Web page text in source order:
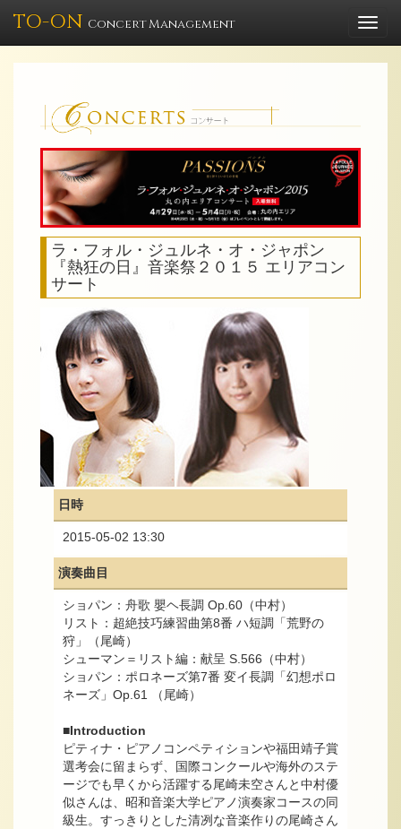
TO-ON Concert Management
ラ・フォル・ジュルネ・オ・ジャポン
『熱狂の日』音楽祭２０１５ エリアコン
サート
日時
2015-05-02 13:30
演奏曲目
ショパン：舟歌 嬰ヘ長調 Op.60（中村）
リスト：超絶技巧練習曲第8番 ハ短調「荒野の
狩」（尾崎）
シューマン＝リスト編：献呈 S.566（中村）
ショパン：ポロネーズ第7番 変イ長調「幻想ポロ
ネーズ」Op.61 （尾崎）
■Introduction
ピティナ・ピアノコンペティションや福田靖子賞
選考会に留まらず、国際コンクールや海外のステ
ージでも早くから活躍する尾崎未空さんと中村優
似さんは、昭和音楽大学ピアノ演奏家コースの同
級生。すっきりとした清冽な音楽作りの尾崎さん